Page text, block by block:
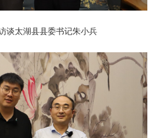
谈太湖县县委书记朱小兵